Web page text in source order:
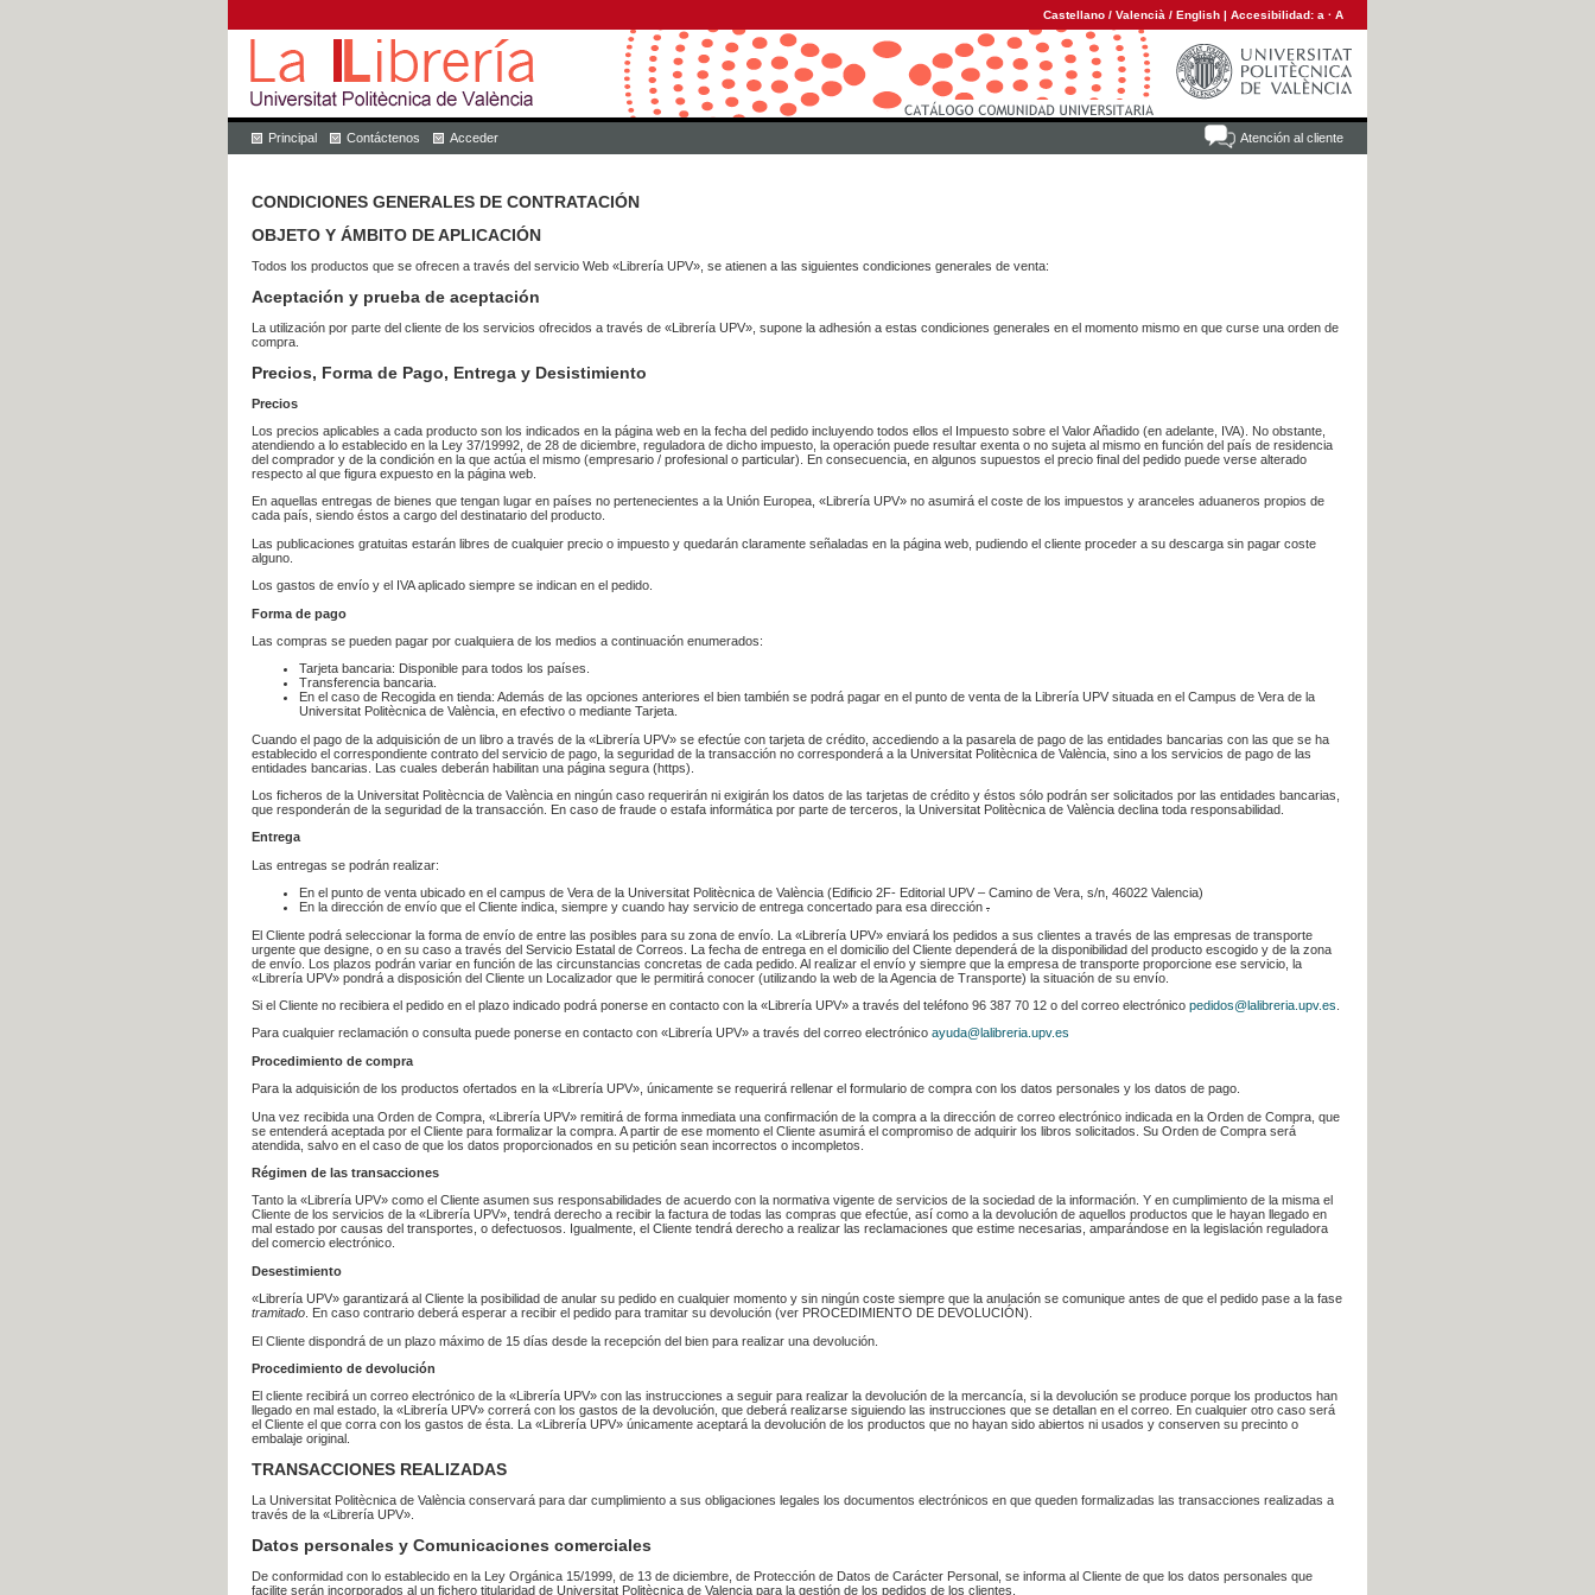
Castellano / Valencià / English | Accesibilidad: a · A
Atención al cliente
Principal Contáctenos Acceder
CONDICIONES GENERALES DE CONTRATACIÓN
OBJETO Y ÁMBITO DE APLICACIÓN
Todos los productos que se ofrecen a través del servicio Web «Librería UPV», se atienen a las siguientes condiciones generales de venta:
Aceptación y prueba de aceptación
La utilización por parte del cliente de los servicios ofrecidos a través de «Librería UPV», supone la adhesión a estas condiciones generales en el momento mismo en que curse una orden de
compra.
Precios, Forma de Pago, Entrega y Desistimiento
Precios
Los precios aplicables a cada producto son los indicados en la página web en la fecha del pedido incluyendo todos ellos el Impuesto sobre el Valor Añadido (en adelante, IVA). No obstante,
atendiendo a lo establecido en la Ley 37/19992, de 28 de diciembre, reguladora de dicho impuesto, la operación puede resultar exenta o no sujeta al mismo en función del país de residencia
del comprador y de la condición en la que actúa el mismo (empresario / profesional o particular). En consecuencia, en algunos supuestos el precio final del pedido puede verse alterado
respecto al que figura expuesto en la página web.
En aquellas entregas de bienes que tengan lugar en países no pertenecientes a la Unión Europea, «Librería UPV» no asumirá el coste de los impuestos y aranceles aduaneros propios de
cada país, siendo éstos a cargo del destinatario del producto.
Las publicaciones gratuitas estarán libres de cualquier precio o impuesto y quedarán claramente señaladas en la página web, pudiendo el cliente proceder a su descarga sin pagar coste
alguno.
Los gastos de envío y el IVA aplicado siempre se indican en el pedido.
Forma de pago
Las compras se pueden pagar por cualquiera de los medios a continuación enumerados:
Tarjeta bancaria: Disponible para todos los países.
Transferencia bancaria.
En el caso de Recogida en tienda: Además de las opciones anteriores el bien también se podrá pagar en el punto de venta de la Librería UPV situada en el Campus de Vera de la
Universitat Politècnica de València, en efectivo o mediante Tarjeta.
Cuando el pago de la adquisición de un libro a través de la «Librería UPV» se efectúe con tarjeta de crédito, accediendo a la pasarela de pago de las entidades bancarias con las que se ha
establecido el correspondiente contrato del servicio de pago, la seguridad de la transacción no corresponderá a la Universitat Politècnica de València, sino a los servicios de pago de las
entidades bancarias. Las cuales deberán habilitan una página segura (https).
Los ficheros de la Universitat Politècncia de València en ningún caso requerirán ni exigirán los datos de las tarjetas de crédito y éstos sólo podrán ser solicitados por las entidades bancarias,
que responderán de la seguridad de la transacción. En caso de fraude o estafa informática por parte de terceros, la Universitat Politècnica de València declina toda responsabilidad.
Entrega
Las entregas se podrán realizar:
En el punto de venta ubicado en el campus de Vera de la Universitat Politècnica de València (Edificio 2F- Editorial UPV – Camino de Vera, s/n, 46022 Valencia)
En la dirección de envío que el Cliente indica, siempre y cuando hay servicio de entrega concertado para esa dirección .
El Cliente podrá seleccionar la forma de envío de entre las posibles para su zona de envío. La «Librería UPV» enviará los pedidos a sus clientes a través de las empresas de transporte
urgente que designe, o en su caso a través del Servicio Estatal de Correos. La fecha de entrega en el domicilio del Cliente dependerá de la disponibilidad del producto escogido y de la zona
de envío. Los plazos podrán variar en función de las circunstancias concretas de cada pedido. Al realizar el envío y siempre que la empresa de transporte proporcione ese servicio, la
«Librería UPV» pondrá a disposición del Cliente un Localizador que le permitirá conocer (utilizando la web de la Agencia de Transporte) la situación de su envío.
Si el Cliente no recibiera el pedido en el plazo indicado podrá ponerse en contacto con la «Librería UPV» a través del teléfono 96 387 70 12 o del correo electrónico pedidos@lalibreria.upv.es
Para cualquier reclamación o consulta puede ponerse en contacto con «Librería UPV» a través del correo electrónico ayuda@lalibreria.upv.es
Procedimiento de compra
Para la adquisición de los productos ofertados en la «Librería UPV», únicamente se requerirá rellenar el formulario de compra con los datos personales y los datos de pago.
Una vez recibida una Orden de Compra, «Librería UPV» remitirá de forma inmediata una confirmación de la compra a la dirección de correo electrónico indicada en la Orden de Compra, que
se entenderá aceptada por el Cliente para formalizar la compra. A partir de ese momento el Cliente asumirá el compromiso de adquirir los libros solicitados. Su Orden de Compra será
atendida, salvo en el caso de que los datos proporcionados en su petición sean incorrectos o incompletos.
Régimen de las transacciones
Tanto la «Librería UPV» como el Cliente asumen sus responsabilidades de acuerdo con la normativa vigente de servicios de la sociedad de la información. Y en cumplimiento de la misma el
Cliente de los servicios de la «Librería UPV», tendrá derecho a recibir la factura de todas las compras que efectúe, así como a la devolución de aquellos productos que le hayan llegado en
mal estado por causas del transportes, o defectuosos. Igualmente, el Cliente tendrá derecho a realizar las reclamaciones que estime necesarias, amparándose en la legislación reguladora
del comercio electrónico.
Desestimiento
«Librería UPV» garantizará al Cliente la posibilidad de anular su pedido en cualquier momento y sin ningún coste siempre que la anulación se comunique antes de que el pedido pase a la fase
tramitado . En caso contrario deberá esperar a recibir el pedido para tramitar su devolución (ver PROCEDIMIENTO DE DEVOLUCIÓN).
El Cliente dispondrá de un plazo máximo de 15 días desde la recepción del bien para realizar una devolución.
Procedimiento de devolución
El cliente recibirá un correo electrónico de la «Librería UPV» con las instrucciones a seguir para realizar la devolución de la mercancía, si la devolución se produce porque los productos han
llegado en mal estado, la «Librería UPV» correrá con los gastos de la devolución, que deberá realizarse siguiendo las instrucciones que se detallan en el correo. En cualquier otro caso será
el Cliente el que corra con los gastos de ésta. La «Librería UPV» únicamente aceptará la devolución de los productos que no hayan sido abiertos ni usados y conserven su precinto o
embalaje original.
TRANSACCIONES REALIZADAS
La Universitat Politècnica de València conservará para dar cumplimiento a sus obligaciones legales los documentos electrónicos en que queden formalizadas las transacciones realizadas a
través de la «Librería UPV».
Datos personales y Comunicaciones comerciales
De conformidad con lo establecido en la Ley Orgánica 15/1999, de 13 de diciembre, de Protección de Datos de Carácter Personal, se informa al Cliente de que los datos personales que
facilite serán incorporados al un fichero titularidad de Universitat Politècnica de Valencia para la gestión de los pedidos de los clientes.